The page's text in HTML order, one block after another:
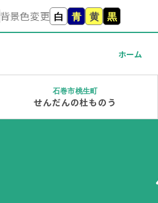
背景色変更 白 青 黄 黒
ホーム
石巻市桃生町
せんだんの杜ものう